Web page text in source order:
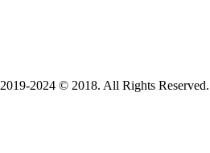
2024 © 2018. All Rights